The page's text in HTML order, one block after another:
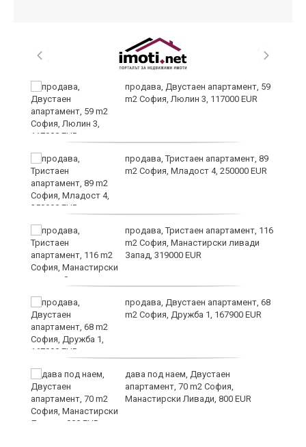
продава, Двустаен апартамент, 59
m2 София, Люлин 3, 117000 EUR
продава, Тристаен апартамент, 89
m2 София, Младост 4, 250000 EUR
продава, Тристаен апартамент, 116
m2 София, Манастирски ливади
Запад, 319000 EUR
продава, Двустаен апартамент, 68
m2 София, Дружба 1, 167900 EUR
дава под наем, Двустаен
апартамент, 70 m2 София,
Манастирски Ливади, 800 EUR